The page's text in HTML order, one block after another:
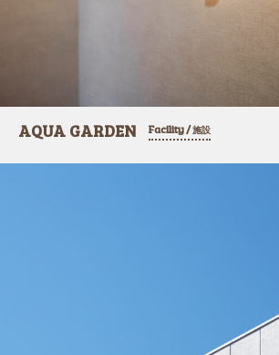
AQUA GARDEN Facility /施設